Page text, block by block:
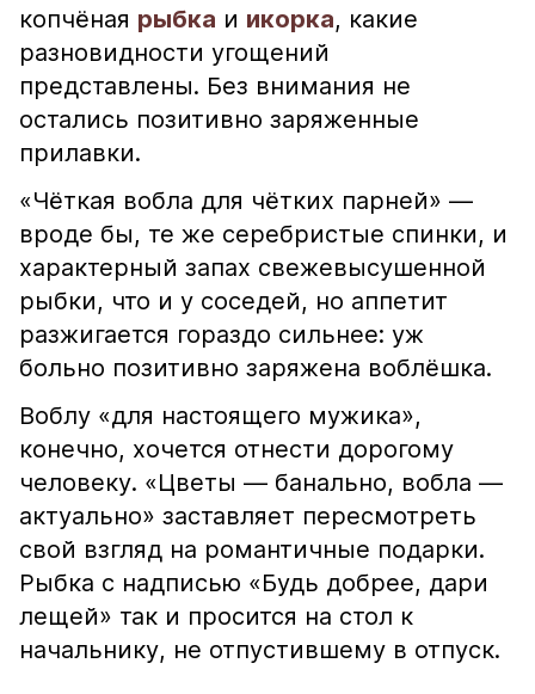
копчёная рыбка и икорка, какие
разновидности угощений
представлены. Без внимания не
остались позитивно заряженные
прилавки.
«Чёткая вобла для чётких парней» —
вроде бы, те же серебристые спинки, и
характерный запах свежевысушенной
рыбки, что и у соседей, но аппетит
разжигается гораздо сильнее: уж
больно позитивно заряжена воблёшка.
Воблу «для настоящего мужика»,
конечно, хочется отнести дорогому
человеку. «Цветы — банально, вобла —
актуально» заставляет пересмотреть
свой взгляд на романтичные подарки.
Рыбка с надписью «Будь добрее, дари
лещей» так и просится на стол к
начальнику, не отпустившему в отпуск.